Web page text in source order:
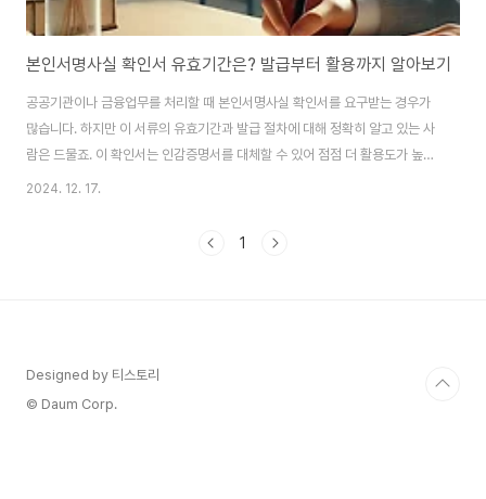
본인서명사실 확인서 유효기간은? 발급부터 활용까지 알아보기
공공기관이나 금융업무를 처리할 때 본인서명사실 확인서를 요구받는 경우가
많습니다. 하지만 이 서류의 유효기간과 발급 절차에 대해 정확히 알고 있는 사
람은 드물죠. 이 확인서는 인감증명서를 대체할 수 있어 점점 더 활용도가 높아
지고 있지만, 기관마다 요구하는 유효기간이 다를 수 있어 발급과 활용에 주의
요 활용 사례를 꼼꼼하게 정리해 드리겠습니다. ✍️1. 본인서명사실 확인서란?
2024. 12. 17.
1
Designed by 티스토리
© Daum Corp.